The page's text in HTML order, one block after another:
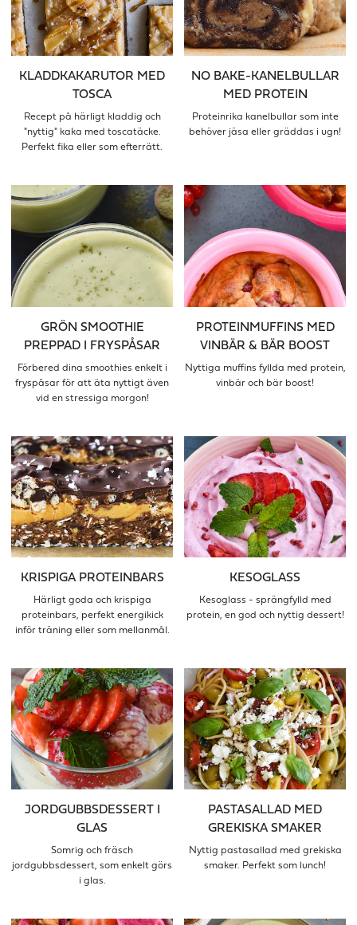
KLADDKAKARUTOR MED
TOSCA
Recept på härligt kladdig och
"nyttig" kaka med toscatäcke.
Perfekt fika eller som efterrätt.
NO BAKE-KANELBULLAR
MED PROTEIN
Proteinrika kanelbullar som inte
behöver jäsa eller gräddas i ugn!
GRÖN SMOOTHIE
PREPPAD I FRYSPÅSAR
Förbered dina smoothies enkelt i
fryspåsar för att äta nyttigt även
vid en stressiga morgon!
PROTEINMUFFINS MED
VINBÄR & BÄR BOOST
Nyttiga muffins fyllda med protein,
vinbär och bär boost!
KRISPIGA PROTEINBARS
Härligt goda och krispiga
proteinbars, perfekt energikick
inför träning eller som mellanmål.
KESOGLASS
Kesoglass - sprängfylld med
protein, en god och nyttig dessert!
JORDGUBBSDESSERT I
GLAS
Somrig och fräsch
jordgubbsdessert, som enkelt görs
i glas.
PASTASALLAD MED
GREKISKA SMAKER
Nyttig pastasallad med grekiska
smaker. Perfekt som lunch!